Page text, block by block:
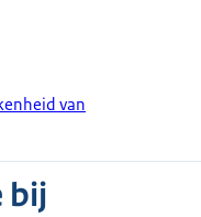
van
bij